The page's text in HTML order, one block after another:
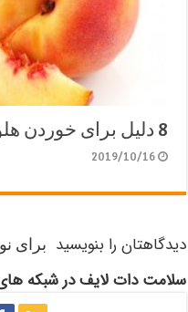
8 دلیل برای خوردن هلو
2019/10/16
دیدگاهتان را بنویسید برای
سلامت دات لایف در شبکه